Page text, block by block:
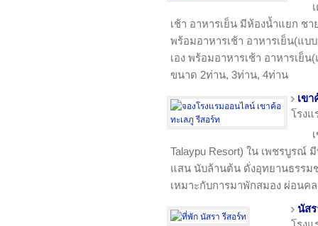
เช้า อาหารเย็น มีห้องน้ำแยก ช
พร้อมอาหารเช้า อาหารเย็น(แ
เอง พร้อมอาหารเช้า อาหารเย็
ขนาด 2ท่าน, 3ท่าน, 4ท่าน
เข
โรง
Talaypu Resort) ใน เพชรบูร
แสน นับล้านต้น ดั่งอุทยานธรรม
เหมาะกับการมาพักสมอง ผ่อนค
นัส